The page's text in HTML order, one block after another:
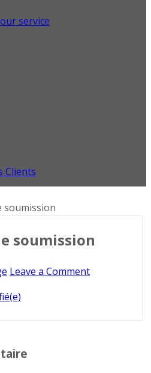
service
Clients
soumission
soumission
Leave a Comment